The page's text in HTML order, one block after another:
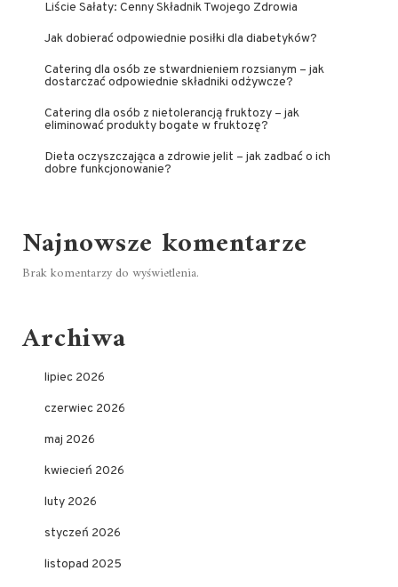
Liście Sałaty: Cenny Składnik Twojego Zdrowia
Jak dobierać odpowiednie posiłki dla diabetyków?
Catering dla osób ze stwardnieniem rozsianym – jak
dostarczać odpowiednie składniki odżywcze?
Catering dla osób z nietolerancją fruktozy – jak
eliminować produkty bogate w fruktozę?
Dieta oczyszczająca a zdrowie jelit – jak zadbać o ich
dobre funkcjonowanie?
Najnowsze komentarze
Brak komentarzy do wyświetlenia.
Archiwa
lipiec 2026
czerwiec 2026
maj 2026
kwiecień 2026
luty 2026
styczeń 2026
listopad 2025